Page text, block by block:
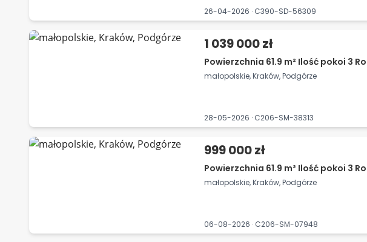
26-04-2026 · C390-SD-56309
1 039 000 zł
Powierzchnia 61.9 m² Ilość pokoi 3
małopolskie, Kraków, Podgórze
28-05-2026 · C206-SM-38313
999 000 zł
Powierzchnia 61.9 m² Ilość pokoi 3
małopolskie, Kraków, Podgórze
06-08-2026 · C206-SM-07948